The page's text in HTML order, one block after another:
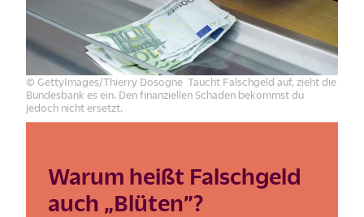
© GettyImages/Thierry Dosogne Taucht Falschgeld auf, zieht die
Bundesbank es ein. Den finanziellen Schaden bekommst du
jedoch nicht ersetzt.
Warum heißt Falschgeld
auch „Blüten”?